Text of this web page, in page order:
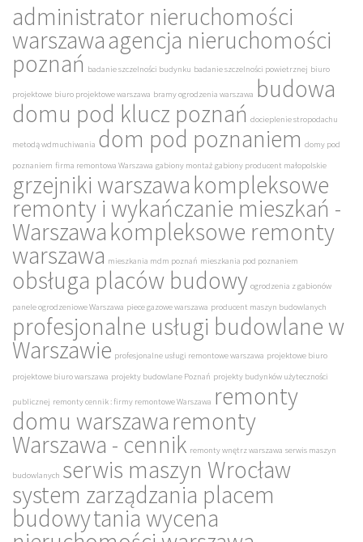
administrator nieruchomości
warszawaagencja nieruchomości
poznań badanie szczelności budynku badanie szczelności powietrznej biuro
projektowe biuro projektowe warszawa bramy ogrodzenia warszawa budowa
domu pod klucz poznań docieplenie stropodachu
metodą wdmuchiwania dom pod poznaniem domy pod
poznaniem firma remontowa Warszawa gabiony montaż gabiony producent małopolskie
grzejniki warszawakompleksowe
remonty i wykańczanie mieszkań -
Warszawakompleksowe remonty
warszawa mieszkania mdm poznań mieszkania pod poznaniem
obsługa placów budowy ogrodzenia z gabionów
panele ogrodzeniowe Warszawa piece gazowe warszawa producent maszyn budowlanych
profesjonalne usługi budowlane w
Warszawie profesjonalne usługi remontowe warszawa projektowe biuro
projektowe biuro warszawa projekty budowlane Poznań projekty budynków użyteczności
publicznej remonty cennik : firmy remontowe Warszawa remonty
domu warszawaremonty
Warszawa - cennik remonty wnętrz warszawa serwis maszyn
budowlanych serwis maszyn Wrocław
system zarządzania placem
budowytania wycena